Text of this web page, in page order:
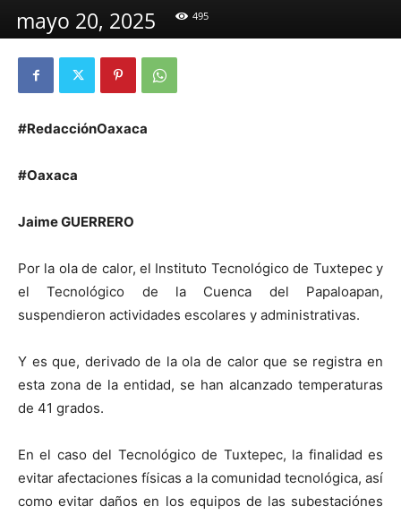
mayo 20, 2025 495
#RedacciónOaxaca
#Oaxaca
Jaime GUERRERO
Por la ola de calor, el Instituto Tecnológico de Tuxtepec y
el Tecnológico de la Cuenca del Papaloapan,
suspendieron actividades escolares y administrativas.
Y es que, derivado de la ola de calor que se registra en
esta zona de la entidad, se han alcanzado temperaturas
de 41 grados.
En el caso del Tecnológico de Tuxtepec, la finalidad es
evitar afectaciones físicas a la comunidad tecnológica, así
como evitar daños en los equipos de las subestaciónes